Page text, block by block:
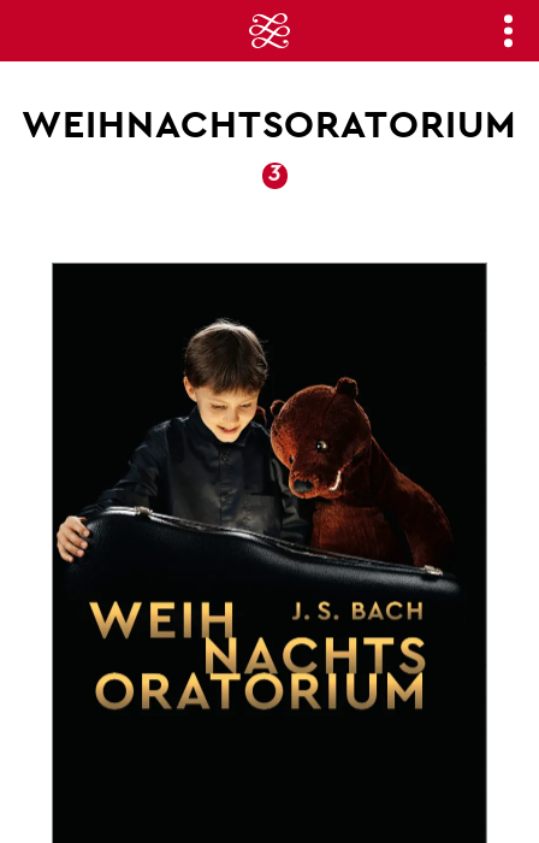
WEIHNACHTSORATORIUM
3